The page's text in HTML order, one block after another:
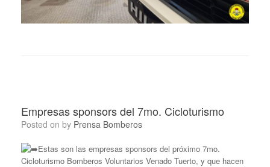
Empresas sponsors del 7mo. Cicloturismo
Posted on by Prensa Bomberos
Estas son las empresas sponsors del próximo 7mo.
Cicloturismo Bomberos Voluntarios Venado Tuerto, y que hacen